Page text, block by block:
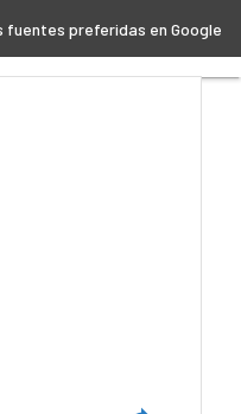
fuentes preferidas en Google